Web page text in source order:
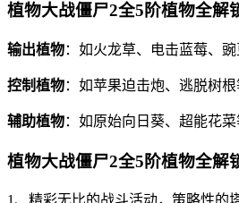
植物大战僵尸2全5阶植物全解
输出植物：如火龙草、电击蓝莓、
控制植物：如苹果迫击炮、逃脱树
辅助植物：如原始向日葵、超能花
植物大战僵尸2全5阶植物全解